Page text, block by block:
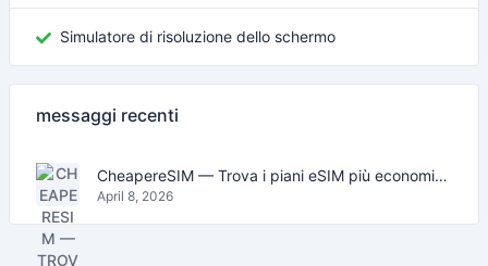
Simulatore di risoluzione dello schermo
messaggi recenti
CheapereSIM — Trova i piani eSIM più economici per viaggiare nel 2026
April 8, 2026